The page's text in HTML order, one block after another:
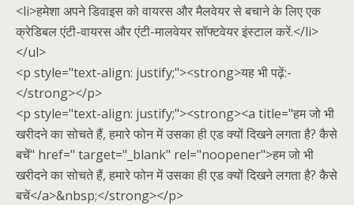
<li>हमेशा अपने डिवाइस को वायरस और मैलवेयर से बचाने के लिए एक
क्रेडिबल एंटी-वायरस और एंटी-मालवेयर सॉफ्टवेयर इंस्टाल करें.</li>
</ul>
<p style="text-align: justify;"><strong>यह भी पढ़ें:-
</strong></p>
<p style="text-align: justify;"><strong><a title="हम जो भी
खरीदने का सोचते हैं, हमारे फोन में उसका ही एड क्यों दिखने लगता है? कैसे
बचें" href=" target="_blank" rel="noopener">हम जो भी
खरीदने का सोचते हैं, हमारे फोन में उसका ही एड क्यों दिखने लगता है? कैसे
बचें</a>&nbsp;</strong></p>